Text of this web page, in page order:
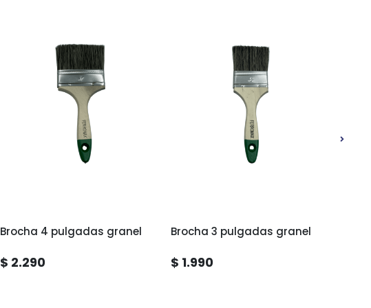
Brocha 4 pulgadas granel
$ 2.290
Brocha 3 pulgadas granel
$ 1.990